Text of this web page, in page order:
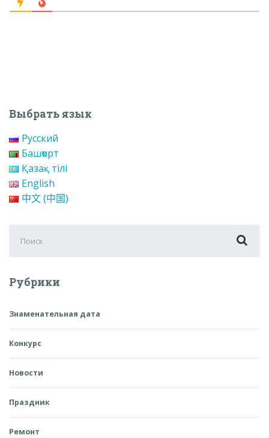
Выбрать язык
Русский
Башҡорт
Қазақ тілі
English
中文 (中国)
для:
Рубрики
Знаменательная дата
Конкурс
Новости
Праздник
Ремонт